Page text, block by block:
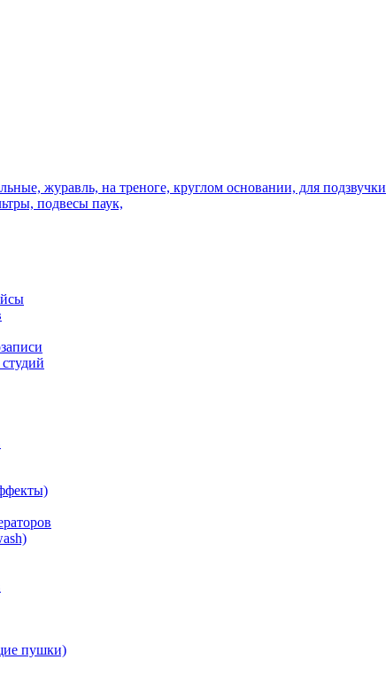
журавль, на треноге, круглом основании, для подзвучки
подвесы паук,
пушки)